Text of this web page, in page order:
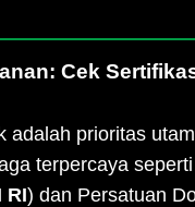
Cek
adalah prioritas
terpercaya
RI) dan Persatuan